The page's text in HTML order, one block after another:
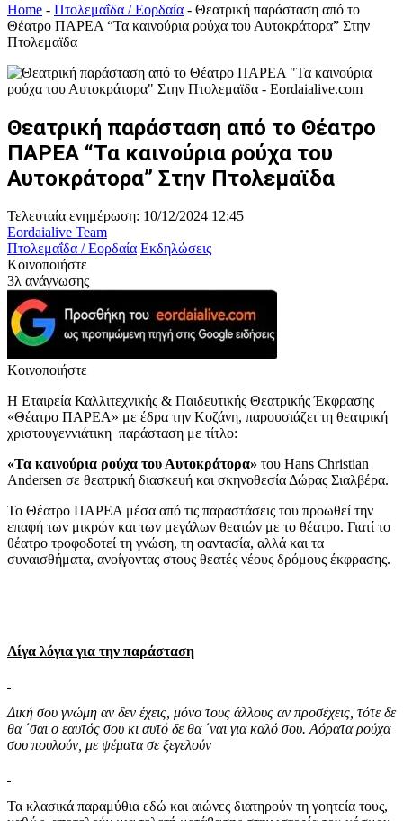
Home - Πτολεμαΐδα / Εορδαία - Θεατρική παράσταση από το
Θέατρο ΠΑΡΕΑ “Τα καινούρια ρούχα του Αυτοκράτορα” Στην
Πτολεμαϊδα
Θεατρική παράσταση από το Θέατρο
ΠΑΡΕΑ “Τα καινούρια ρούχα του
Αυτοκράτορα” Στην Πτολεμαϊδα
Τελευταία ενημέρωση: 10/12/2024 12:45
Eordaialive Team
Πτολεμαΐδα / Εορδαία Εκδηλώσεις
Κοινοποιήστε
3λ ανάγνωσης
Κοινοποιήστε
Η Εταιρεία Καλλιτεχνικής & Παιδευτικής Θεατρικής Έκφρασης
«Θέατρο ΠΑΡΕΑ» με έδρα την Κοζάνη, παρουσιάζει τη θεατρική
χριστουγεννιάτικη παράσταση με τίτλο:
«Τα καινούρια ρούχα του Αυτοκράτορα» του Hans Christian
Andersen σε θεατρική διασκευή και σκηνοθεσία Δώρας Σιαλβέρα.
Το Θέατρο ΠΑΡΕΑ μέσα από τις παραστάσεις του προωθεί την
επαφή των μικρών και των μεγάλων θεατών με το θέατρο. Γιατί το
θέατρο τροφοδοτεί τη γνώση, τη φαντασία, αλλά και τα
συναισθήματα, ανοίγοντας στους θεατές νέους δρόμους έκφρασης.
Λίγα λόγια για την παράσταση
Δική σου γνώμη αν δεν έχεις, μόνο τους άλλους αν προσέχεις, τότε δε
θα ΄σαι ο εαυτός σου κι αυτό δε θα ΄ναι για καλό σου. Αόρατα ρούχα
σου πουλούν, με ψέματα σε ξεγελούν
Τα κλασικά παραμύθια εδώ και αιώνες διατηρούν τη γοητεία τους,